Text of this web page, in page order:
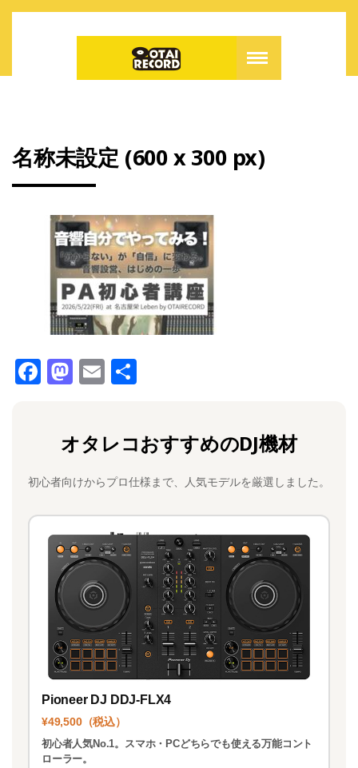
名称未設定 (600 x 300 px)
F
b
o
o
k
M
o
d
o
n
E
l
オタレコおすすめのDJ機材
初心者向けからプロ仕様まで、人気モデルを厳選しました。
Pioneer DJ DDJ-FLX4
¥49,500（税込）
初心者人気No.1。スマホ・PCどちらでも使える万能コント
ローラー。